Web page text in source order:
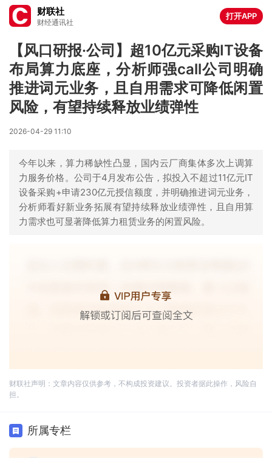
财联社
财经通讯社
打开APP
【风口研报·公司】超10亿元采购IT设备
布局算力底座，分析师强call公司明确
推进词元业务，且自用需求可降低闲置
风险，有望持续释放业绩弹性
2026-04-29 11:10
今年以来，算力稀缺性凸显，国内云厂商集体多次上调算
力服务价格。公司于4月发布公告，拟投入不超过11亿元IT
设备采购+申请230亿元授信额度，并明确推进词元业务，
分析师看好新业务拓展有望持续释放业绩弹性，且自用算
力需求也可显著降低算力租赁业务的闲置风险。
财联社声明：文章内容仅供参考，不构成投资建议。投资者据此操作，风险自
担。
所属专栏